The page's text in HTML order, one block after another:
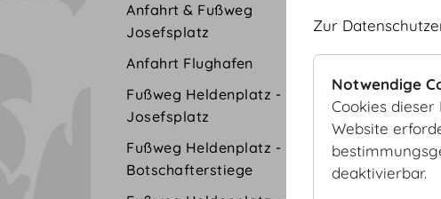
Anfahrt & Fußweg
Josefsplatz
Anfahrt Flughafen
Fußweg Heldenplatz -
Josefsplatz
Fußweg Heldenplatz -
Botschafterstiege
City
Zur
Notwendige
Cookies
Website
deaktivierbar.